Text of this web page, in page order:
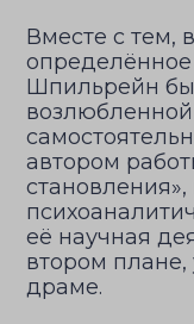
Вместе с тем,
Шпильрейн
автором
её научная
втором плане,
драме.